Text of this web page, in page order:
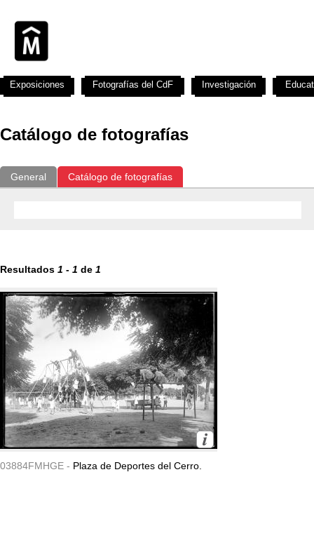
Catálogo de fotografías
General Catálogo de fotografías
Resultados 1 - 1 de 1
03884FMHGE - Plaza de Deportes del Cerro.
Exposiciones Fotografías del CdF Investigación